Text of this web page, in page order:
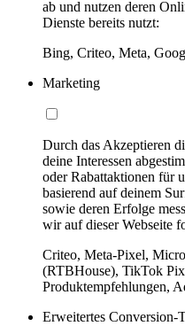
ab und nutzen deren
Dienste bereits nutzt:
Bing, Criteo, Meta,
Marketing
Durch das Akzeptieren
deine Interessen
oder Rabattaktionen für
basierend auf deinem
sowie deren Erfolge
wir auf dieser Webseite
Criteo, Meta-Pixel,
(RTBHouse), TikTok
Produktempfehlungen,
Erweitertes Conversion-